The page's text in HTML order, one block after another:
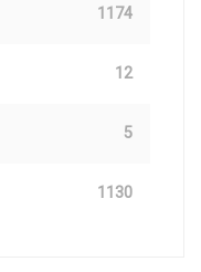
1174
12
5
1130